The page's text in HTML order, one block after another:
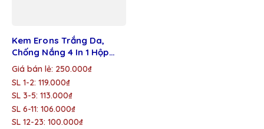
Kem Erons Trắng Da,
Chống Nắng 4 In 1 Hộp
12,5g – Giá Sỉ
Giá bán lẻ: 250.000₫
SL 1-2: 119.000₫
SL 3-5: 113.000₫
SL 6-11: 106.000₫
SL 12-23: 100.000₫